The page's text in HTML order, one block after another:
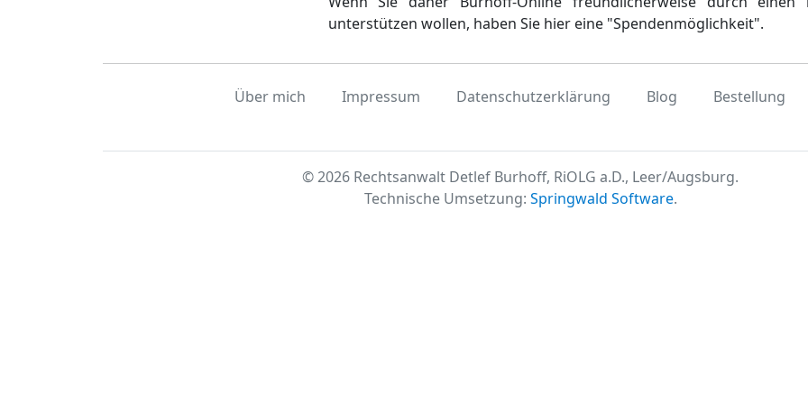
unterstützen wollen, haben Sie hier eine "Spendenmöglichkeit".
Über mich Impressum Datenschutzerklärung Blog Bestellung
© 2026 Rechtsanwalt Detlef Burhoff, RiOLG a.D., Leer/Augsburg.
Technische Umsetzung: Springwald Software.